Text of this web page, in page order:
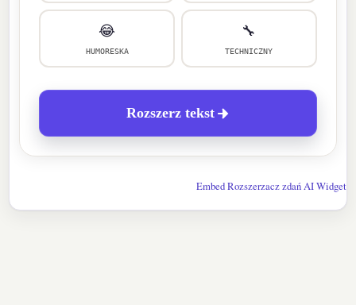
😂
HUMORESKA
🔧
TECHNICZNY
Rozszerz tekst
Embed Rozszerzacz zdań AI Widget